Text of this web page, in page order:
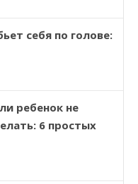
себя по голове:
ребенок не
6 простых